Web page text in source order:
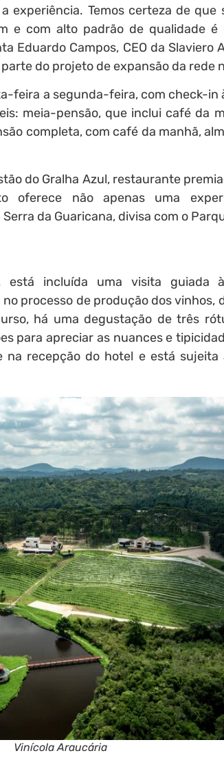
experiência. Temos certeza de que
e com alto padrão de qualidade
Eduardo Campos, CEO da Slaviero
do projeto de expansão da rede
feira a segunda-feira, com check-in
meia-pensão, que inclui café da
completa, com café da manhã,
do Gralha Azul, restaurante
oferece não apenas uma
da Guaricana, divisa com o
está incluída uma visita guiada
processo de produção dos vinhos,
há uma degustação de três
para apreciar as nuances e
na recepção do hotel e está
Vinícola Araucária